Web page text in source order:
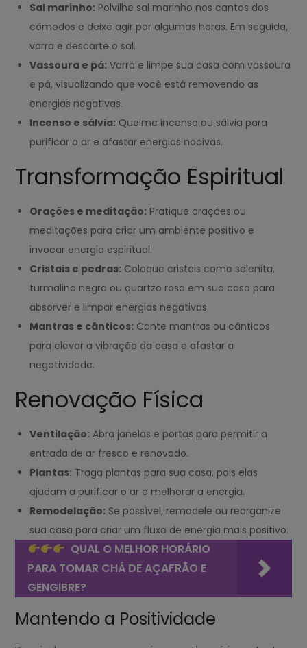
Sal marinho: Polvilhe sal marinho nos cantos dos
cômodos e deixe agir por algumas horas. Em seguida,
varra e descarte o sal.
Vassoura e pá: Varra e limpe sua casa com vassoura
e pá, visualizando que você está removendo as
energias negativas.
Incenso e sálvia: Queime incenso ou sálvia para
purificar o ar e afastar energias nocivas.
Transformação Espiritual
Orações e meditação: Pratique orações ou
meditações para criar um ambiente positivo e
invocar energia espiritual.
Cristais e pedras: Coloque cristais como selenita,
turmalina negra ou quartzo rosa em sua casa para
absorver e limpar energias negativas.
Mantras e cânticos: Cante mantras ou cânticos
para elevar a vibração da casa e afastar a
negatividade.
Renovação Física
Ventilação: Abra janelas e portas para permitir a
entrada de ar fresco e renovado.
Plantas: Traga plantas para sua casa, pois elas
ajudam a purificar o ar e melhorar a energia.
Remodelação: Se possível, remodele ou reorganize
sua casa para criar um fluxo de energia mais positivo.
QUAL O MELHOR HORÁRIO
PARA TOMAR CHÁ DE AÇAFRÃO E
GENGIBRE?
Mantendo a Positividade